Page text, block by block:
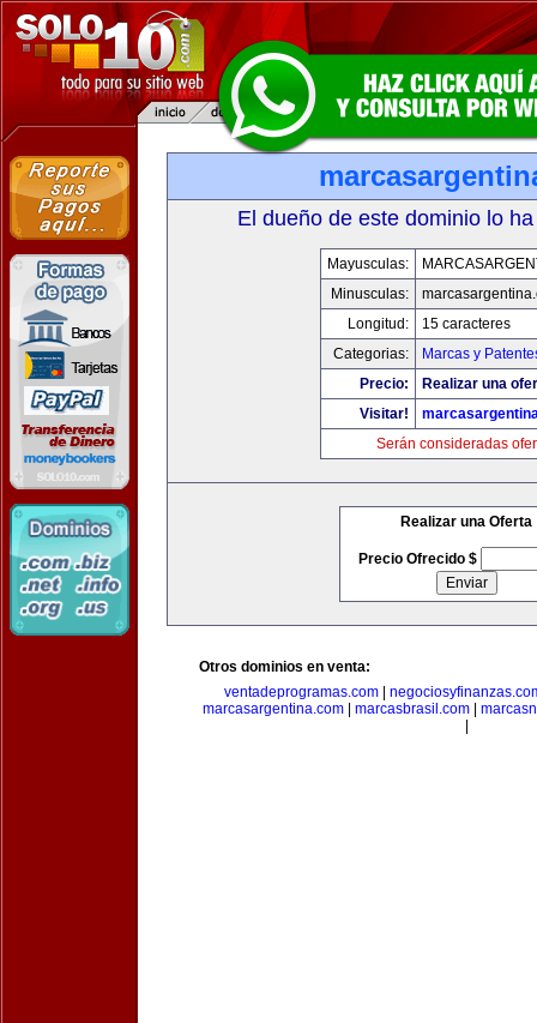
El dueño de este dominio lo
Mayusculas:
Minusculas:
Longitud:
15 caracteres
Categorias:
Marcas y
Precio:
Realizar una
Visitar!
Serán consideradas
Realizar una Oferta
Precio Ofrecido $
Otros dominios en venta:
ventadeprogramas.com|
marcasargentina.com| marcasbrasil.com|